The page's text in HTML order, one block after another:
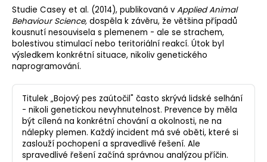
Studie Casey et al. (2014), publikovaná vApplied Animal
Behaviour Science, dospěla k závěru, že většina případů
kousnutí nesouvisela s plemenem - ale se strachem,
bolestivou stimulací nebo teritoriální reakcí. Útok byl
výsledkem konkrétní situace, nikoliv genetického
naprogramování.
Titulek „Bojový pes zaútočil" často skrývá lidské selhání
- nikoli genetickou nevyhnutelnost. Prevence by měla
být cílená na konkrétní chování a okolnosti, ne na
nálepky plemen. Každý incident má své oběti, které si
zaslouží pochopení a spravedlivé řešení. Ale
spravedlivé řešení začíná správnou analýzou příčin.